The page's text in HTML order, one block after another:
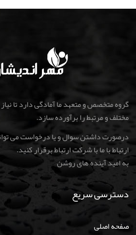
گروه متخصص و متعهد ما آمادگی دارد تا
مختلف و مرتبط را برآورده سازد.
درصورت داشتن سوال و یا درخواست می
ارتباط با ما با شرکت ارتباط برقرار کنید.
به امید آینده های روشن
دسترسی سریع
صفحه اصلی